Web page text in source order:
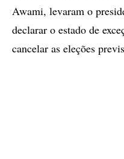
Awami, levaram o
declarar o estado de
cancelar as eleções